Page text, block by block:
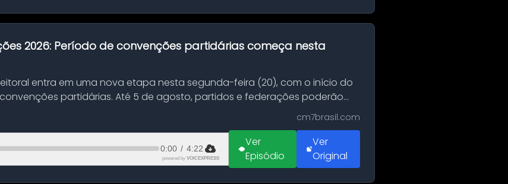
2026: Período de convenções partidárias começa nesta
entra em uma nova etapa nesta segunda-feira (20), com o início do
partidárias. Até 5 de agosto, partidos e federações poderão
cm7brasil.com
0:00 / 4:22
powered by VOICEXPRESS
Ver
Episódio
Ver
Original